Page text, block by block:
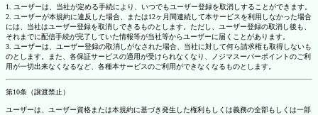
1. ユーザーは、当社が定める手続により、いつでもユーザー登録を取消しすることができます。
2. ユーザーが本規約に違反した場合、または12ヶ月間連続して本サービスを利用しなかった場合
には、当社はユーザー登録を取消しできるものとします。ただし、ユーザー登録の取消し後も、
それまでに配信手続が完了していた情報等が当社等からユーザーに届くことがあります。
3. ユーザーは、ユーザー登録の取消しがなされた場合、当社に対して何ら請求権も取得しないも
のとします。また、各保証サービスの適用が受けられなくなり、ノジマスーパーポイントのご利
用が一切出来なくなるなど、各種本サービスのご利用ができなくなるものとします。
第10条（譲渡禁止）
ユーザーは、ユーザー資格または本規約に基づき発生した権利もしくは義務の全部もしくは一部